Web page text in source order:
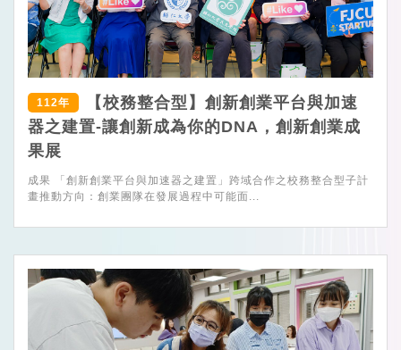
112年
【校務整合型】創新創業平台與加速
器之建置-讓創新成為你的DNA，創新創業成
果展
成果 「創新創業平台與加速器之建置」跨域合作之校務整合型子計
畫推動方向：創業團隊在發展過程中可能面...